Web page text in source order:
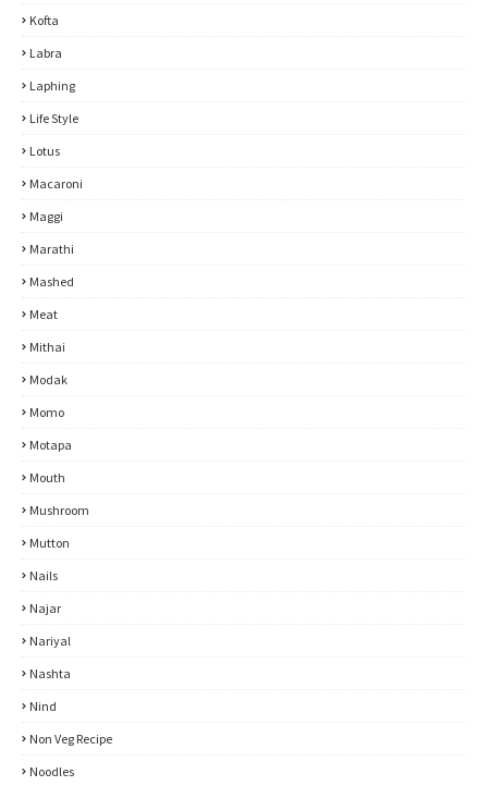
Kofta
Labra
Laphing
Life Style
Lotus
Macaroni
Maggi
Marathi
Mashed
Meat
Mithai
Modak
Momo
Motapa
Mouth
Mushroom
Mutton
Nails
Najar
Nariyal
Nashta
Nind
Non Veg Recipe
Noodles